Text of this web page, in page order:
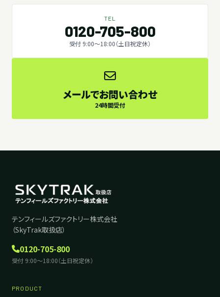
TEL
0120-705-800
受付 9:00〜18:00（土日祝定休）
メールでお問い合わせ
24時間受付
テンフィールズファクトリー株式会社
（SkyTrak取扱店）
0120-705-800
受付 9:00〜18:00（土日祝定休）
PRODUCT